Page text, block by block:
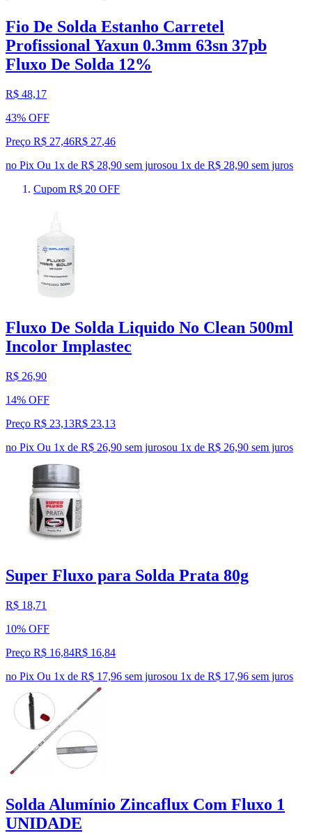
Fio De Solda Estanho Carretel
Profissional Yaxun 0.3mm 63sn 37pb
Fluxo De Solda 12%
R$ 48,17
43% OFF
Preço R$ 27,46R$ 27,46
no Pix Ou 1x de R$ 28,90 sem jurosou 1x de R$ 28,90 sem juros
Cupom R$ 20 OFF
Fluxo De Solda Liquido No Clean 500ml
Incolor Implastec
R$ 26,90
14% OFF
Preço R$ 23,13R$ 23,13
no Pix Ou 1x de R$ 26,90 sem jurosou 1x de R$ 26,90 sem juros
Super Fluxo para Solda Prata 80g
R$ 18,71
10% OFF
Preço R$ 16,84R$ 16,84
no Pix Ou 1x de R$ 17,96 sem jurosou 1x de R$ 17,96 sem juros
Solda Alumínio Zincaflux Com Fluxo 1
UNIDADE